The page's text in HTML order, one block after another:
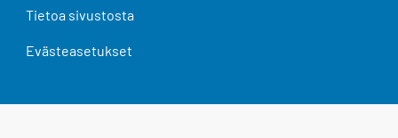
Tietoa sivustosta
Evästeasetukset